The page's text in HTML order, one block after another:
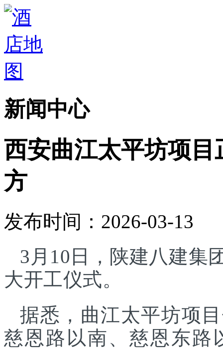
新闻中心
西安曲江太平坊项目
方
发布时间：2026-03-13
3月10日，陕建八建集
大开工仪式。
据悉，曲江太平坊项
慈恩路以南、慈恩东路